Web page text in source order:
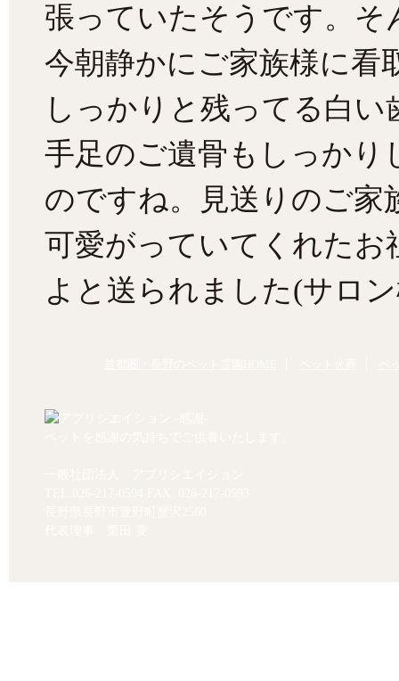
張っていたそうです。そ
今朝静かにご家族様に看
しっかりと残ってる白い
手足のご遺骨もしっかり
のですね。見送りのご家
可愛がっていてくれた
よと送られました(サロ